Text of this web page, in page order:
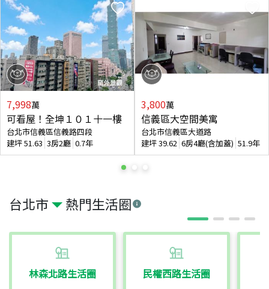
台北市 熱門生活圈
林森北路生活圈 民權西路生活圈
7,998萬
可看屋！全坤１０１十一樓
台北市信義區信義路四段
建坪51.63 3房2廳 0.7年
3,800萬
信義區大空間美寓
台北市信義區大道路
建坪39.62 6房4廳(含加蓋) 51.9年